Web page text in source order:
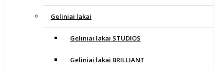
Geliniai lakai
Geliniai lakai STUDIOS
Geliniai lakai BRILLIANT